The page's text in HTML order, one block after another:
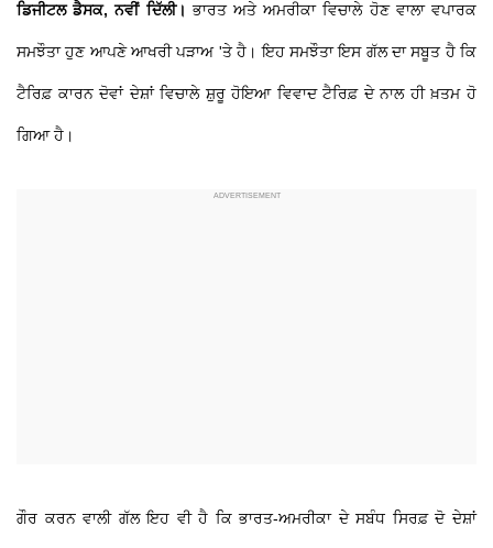
ਡਿਜੀਟਲ ਡੈਸਕ, ਨਵੀਂ ਦਿੱਲੀ। ਭਾਰਤ ਅਤੇ ਅਮਰੀਕਾ ਵਿਚਾਲੇ ਹੋਣ ਵਾਲਾ ਵਪਾਰਕ
ਸਮਝੌਤਾ ਹੁਣ ਆਪਣੇ ਆਖਰੀ ਪੜਾਅ 'ਤੇ ਹੈ। ਇਹ ਸਮਝੌਤਾ ਇਸ ਗੱਲ ਦਾ ਸਬੂਤ ਹੈ ਕਿ
ਟੈਰਿਫ਼ ਕਾਰਨ ਦੋਵਾਂ ਦੇਸ਼ਾਂ ਵਿਚਾਲੇ ਸ਼ੁਰੂ ਹੋਇਆ ਵਿਵਾਦ ਟੈਰਿਫ਼ ਦੇ ਨਾਲ ਹੀ ਖ਼ਤਮ ਹੋ
ਗਿਆ ਹੈ।
ਗੌਰ ਕਰਨ ਵਾਲੀ ਗੱਲ ਇਹ ਵੀ ਹੈ ਕਿ ਭਾਰਤ-ਅਮਰੀਕਾ ਦੇ ਸਬੰਧ ਸਿਰਫ਼ ਦੋ ਦੇਸ਼ਾਂ